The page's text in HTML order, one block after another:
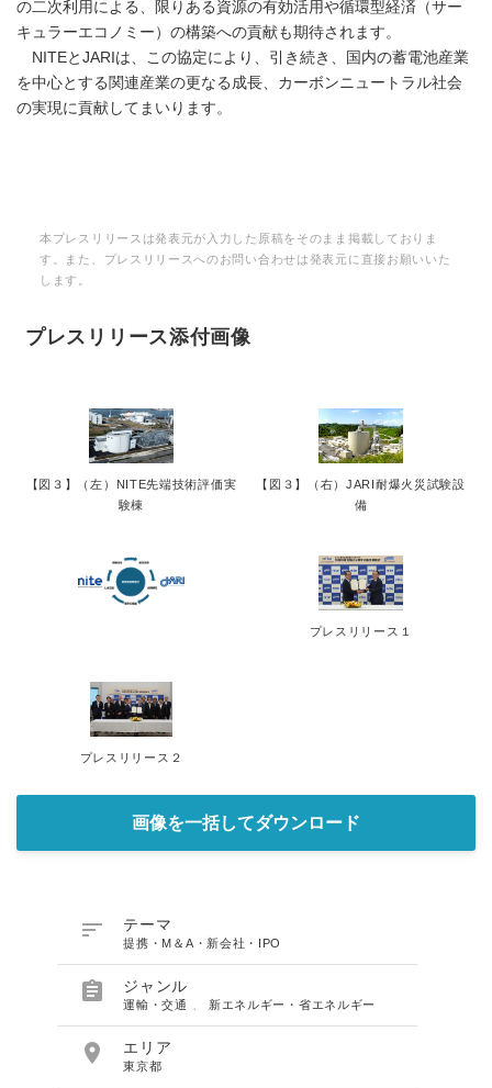
の二次利用による、限りある資源の有効活用や循環型経済（サー
キュラーエコノミー）の構築への貢献も期待されます。
NITEとJARIは、この協定により、引き続き、国内の蓄電池産業
を中心とする関連産業の更なる成長、カーボンニュートラル社会
の実現に貢献してまいります。
本プレスリリースは発表元が入力した原稿をそのまま掲載しておりま
す。また、プレスリリースへのお問い合わせは発表元に直接お願いいた
します。
プレスリリース添付画像
【図３】（左）NITE先端技術評価実
験棟
【図３】（右）JARI耐爆火災試験設
備
プレスリリース１
プレスリリース２
画像を一括してダウンロード
 テーマ
提携・M＆A・新会社・IPO
 ジャンル
運輸・交通 新エネルギー・省エネルギー
 エリア
東京都